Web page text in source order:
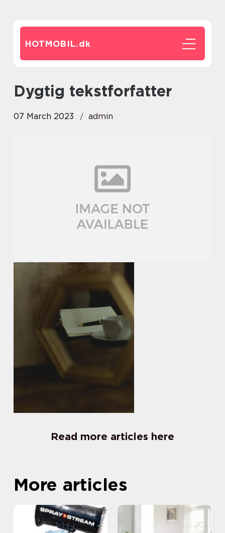
HOTMOBIL.dk
dygtig tekstforfatter
07 March 2023 admin
Read more articles here
More articles